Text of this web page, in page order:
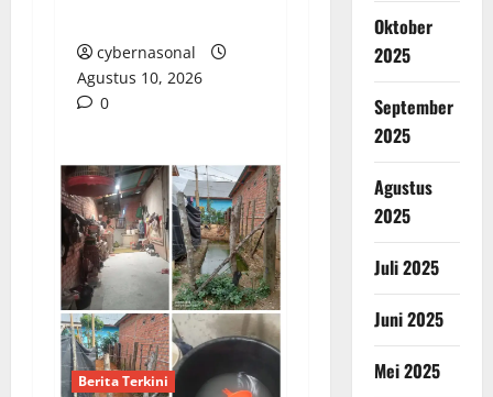
cybernasonal
Agustus 10, 2026
0
Berita Terkini
Oktober
2025
September
2025
Agustus
2025
Juli 2025
Juni 2025
Mei 2025